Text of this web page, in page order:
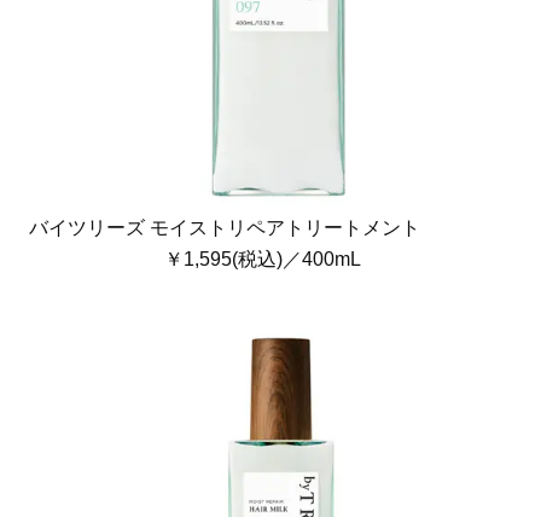
バイツリーズ モイストリペアトリートメント
￥1,595(税込)／400mL